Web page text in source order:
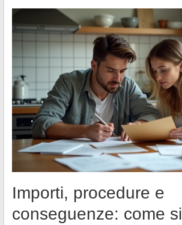
Importi, procedure e
conseguenze: come si